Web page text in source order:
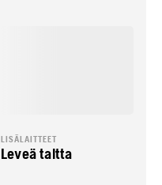
LISÄLAITTEET
Leveä taltta